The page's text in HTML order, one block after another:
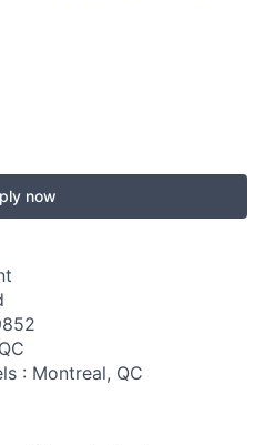
now
: Montreal, QC